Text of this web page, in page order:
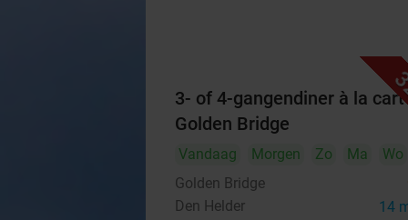
3- of 4-gangendiner à la
Golden Bridge
Vandaag Morgen Zo Ma Wo
Golden Bridge
Den Helder 14